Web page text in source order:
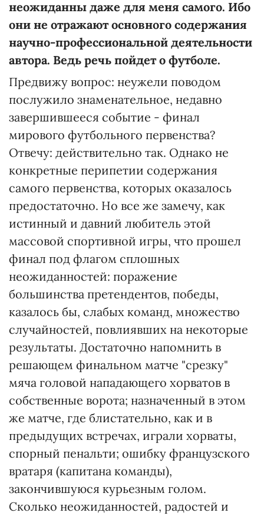
неожиданны даже для меня самого. Ибо
они не отражают основного содержания
научно-профессиональной деятельности
автора. Ведь речь пойдет о футболе.
Предвижу вопрос: неужели поводом
послужило знаменательное, недавно
завершившееся событие - финал
мирового футбольного первенства?
Отвечу: действительно так. Однако не
конкретные перипетии содержания
самого первенства, которых оказалось
предостаточно. Но все же замечу, как
истинный и давний любитель этой
массовой спортивной игры, что прошел
финал под флагом сплошных
неожиданностей: поражение
большинства претендентов, победы,
казалось бы, слабых команд, множество
случайностей, повлиявших на некоторые
результаты. Достаточно напомнить в
решающем финальном матче "срезку"
мяча головой нападающего хорватов в
собственные ворота; назначенный в этом
же матче, где блистательно, как и в
предыдущих встречах, играли хорваты,
спорный пенальти; ошибку французского
вратаря (капитана команды),
закончившуюся курьезным голом.
Сколько неожиданностей, радостей и